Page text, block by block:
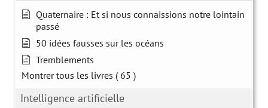
Quaternaire : Et si nous connaissions notre lointain
passé
50 idées fausses sur les océans
Tremblements
Montrer tous les livres ( 65 )
Intelligence artificielle